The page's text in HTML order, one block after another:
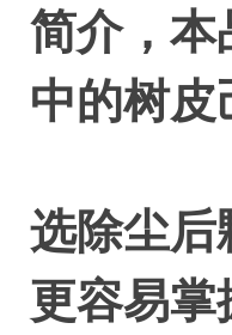
简介，本
中的树
选除尘后
更容易掌